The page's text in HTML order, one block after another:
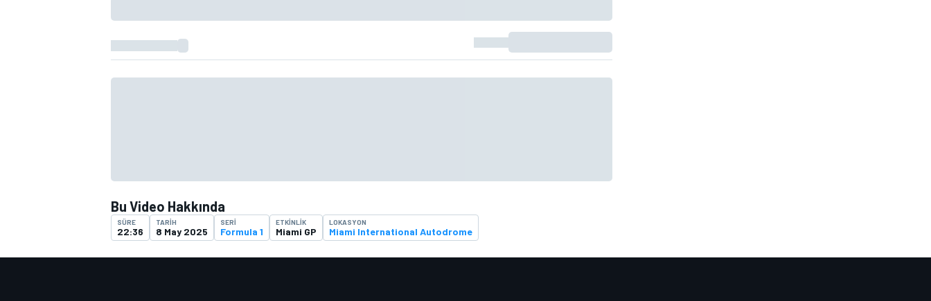
Bu Video Hakkında
SÜRE
22:36
TARIH
8 May 2025
SERI
Formula 1
ETKINLIK
Miami GP
LOKASYON
Miami International Autodrome